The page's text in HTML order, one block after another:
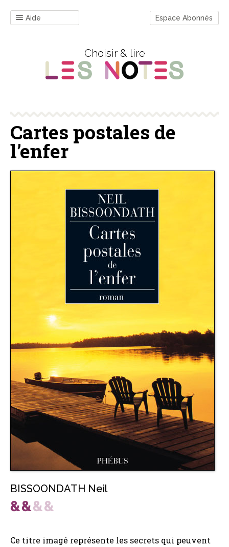
Aide Espace Abonnés
Choisir & lire
Cartes postales de
l’enfer
BISSOONDATH Neil
Ce titre imagé représente les secrets qui peuvent